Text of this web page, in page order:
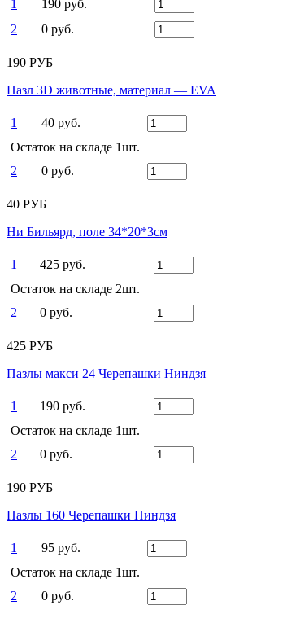
1
190 руб.
2
0 руб.
190 РУБ
Пазл 3D животные, материал — EVA
1
40 руб.
Остаток на складе 1шт.
2
0 руб.
40 РУБ
Ни Бильярд, поле 34*20*3см
1
425 руб.
Остаток на складе 2шт.
2
0 руб.
425 РУБ
Пазлы макси 24 Черепашки Ниндзя
1
190 руб.
Остаток на складе 1шт.
2
0 руб.
190 РУБ
Пазлы 160 Черепашки Ниндзя
1
95 руб.
Остаток на складе 1шт.
2
0 руб.